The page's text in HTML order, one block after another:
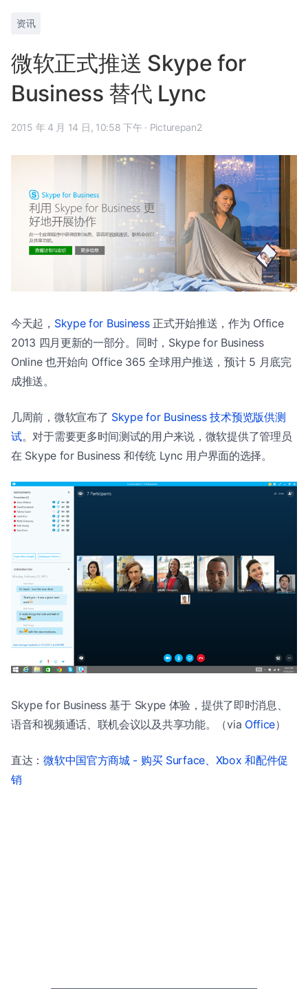
资讯
微软正式推送 Skype for
Business 替代 Lync
2015 年 4 月 14 日, 10:58 下午 · Picturepan2
今天起， Skype for Business正式开始推送，作为 Office
2013 四月更新的一部分。同时，Skype for Business
Online 也开始向 Office 365 全球用户推送，预计 5 月底完
成推送。
几周前，微软宣布了 Skype for Business 技术预览版供测
试。对于需要更多时间测试的用户来说，微软提供了管理员
在 Skype for Business 和传统 Lync 用户界面的选择。
Skype for Business 基于 Skype 体验，提供了即时消息、
语音和视频通话、联机会议以及共享功能。（via Office）
直达：微软中国官方商城 - 购买 Surface、Xbox 和配件促
销